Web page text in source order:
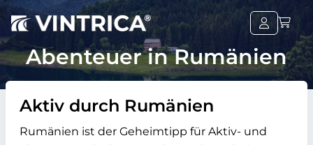
Abenteuer in Rumänien
Aktiv durch Rumänien
Rumänien ist der Geheimtipp für Aktiv- und